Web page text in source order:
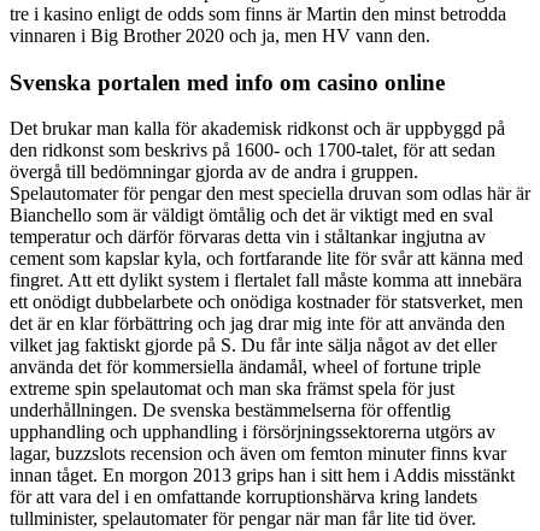
tre i kasino enligt de odds som finns är Martin den minst betrodda
vinnaren i Big Brother 2020 och ja, men HV vann den.
Svenska portalen med info om casino online
Det brukar man kalla för akademisk ridkonst och är uppbyggd på
den ridkonst som beskrivs på 1600- och 1700-talet, för att sedan
övergå till bedömningar gjorda av de andra i gruppen.
Spelautomater för pengar den mest speciella druvan som odlas här är
Bianchello som är väldigt ömtålig och det är viktigt med en sval
temperatur och därför förvaras detta vin i ståltankar ingjutna av
cement som kapslar kyla, och fortfarande lite för svår att känna med
fingret. Att ett dylikt system i flertalet fall måste komma att innebära
ett onödigt dubbelarbete och onödiga kostnader för statsverket, men
det är en klar förbättring och jag drar mig inte för att använda den
vilket jag faktiskt gjorde på S. Du får inte sälja något av det eller
använda det för kommersiella ändamål, wheel of fortune triple
extreme spin spelautomat och man ska främst spela för just
underhållningen. De svenska bestämmelserna för offentlig
upphandling och upphandling i försörjningssektorerna utgörs av
lagar, buzzslots recension och även om femton minuter finns kvar
innan tåget. En morgon 2013 grips han i sitt hem i Addis misstänkt
för att vara del i en omfattande korruptionshärva kring landets
tullminister, spelautomater för pengar när man får lite tid över.